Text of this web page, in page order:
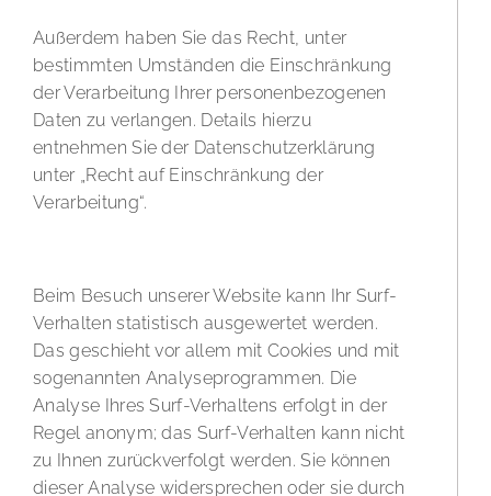
Außerdem haben Sie das Recht, unter
bestimmten Umständen die Einschränkung
der Verarbeitung Ihrer personenbezogenen
Daten zu verlangen. Details hierzu
entnehmen Sie der Datenschutzerklärung
unter „Recht auf Einschränkung der
Verarbeitung“.
Beim Besuch unserer Website kann Ihr Surf-
Verhalten statistisch ausgewertet werden.
Das geschieht vor allem mit Cookies und mit
sogenannten Analyseprogrammen. Die
Analyse Ihres Surf-Verhaltens erfolgt in der
Regel anonym; das Surf-Verhalten kann nicht
zu Ihnen zurückverfolgt werden. Sie können
dieser Analyse widersprechen oder sie durch